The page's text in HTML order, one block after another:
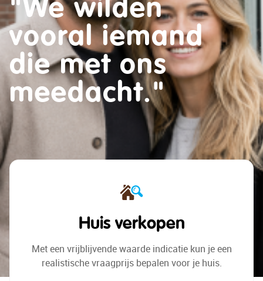
"We wilden
vooral iemand
die met ons
meedacht."
alleen een huis.
We zochten een
plek voor wat
komen gaat."
Huis verkopen
Met een vrijblijvende waarde indicatiekun je een
realistische vraagprijsbepalen voor je huis.